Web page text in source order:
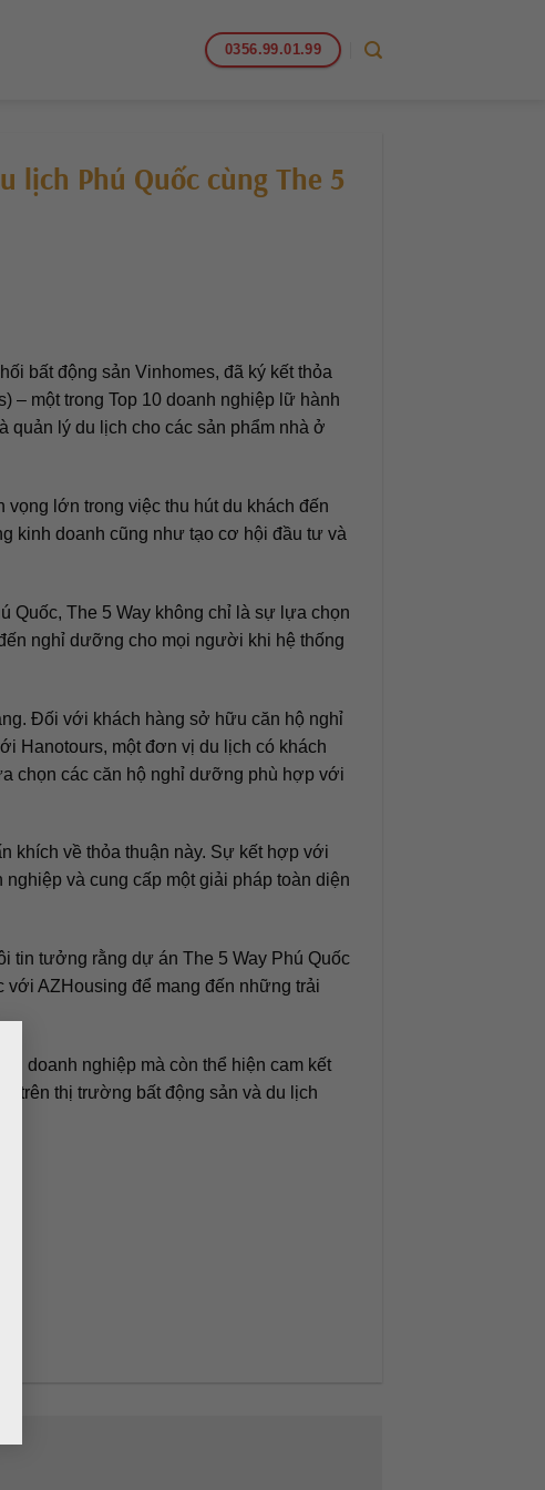
0356.99.01.99
Phú Quốc cùng The 5
bất động sản Vinhomes, đã ký kết thỏa
– một trong Top 10 doanh nghiệp lữ hành
quản lý du lịch cho các sản phẩm nhà ở
lớn trong việc thu hút du khách đến
kinh doanh cũng như tạo cơ hội đầu tư và
Quốc, The 5 Way không chỉ là sự lựa chọn
nghỉ dưỡng cho mọi người khi hệ thống
Đối với khách hàng sở hữu căn hộ nghỉ
Hanotours, một đơn vị du lịch có khách
chọn các căn hộ nghỉ dưỡng phù hợp với
khích về thỏa thuận này. Sự kết hợp với
và cung cấp một giải pháp toàn diện
tin tưởng rằng dự án The 5 Way Phú Quốc
AZHousing để mang đến những trải
doanh nghiệp mà còn thể hiện cam kết
trên thị trường bất động sản và du lịch